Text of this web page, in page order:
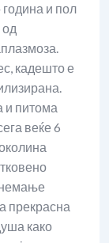
година и пол
кадешто е
и питома
веќе 6
прекрасна
како